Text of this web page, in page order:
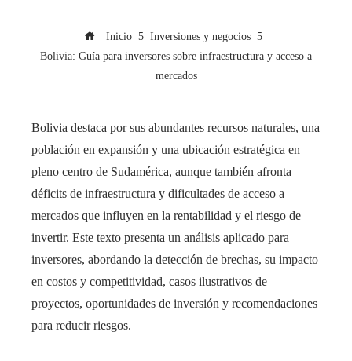
Inicio
Inversiones y negocios
Bolivia: Guía para inversores sobre infraestructura y acceso a
mercados
Bolivia destaca por sus abundantes recursos naturales, una
población en expansión y una ubicación estratégica en
pleno centro de Sudamérica, aunque también afronta
déficits de infraestructura y dificultades de acceso a
mercados que influyen en la rentabilidad y el riesgo de
invertir. Este texto presenta un análisis aplicado para
inversores, abordando la detección de brechas, su impacto
en costos y competitividad, casos ilustrativos de
proyectos, oportunidades de inversión y recomendaciones
para reducir riesgos.